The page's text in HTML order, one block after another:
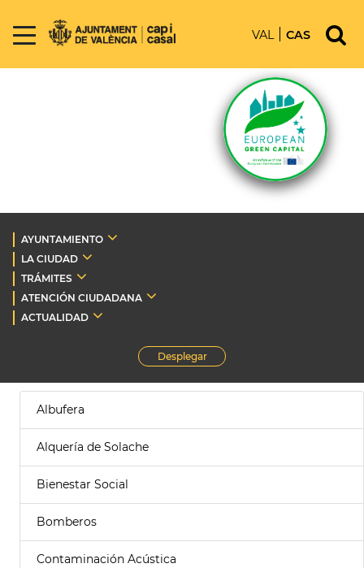
VAL CAS
AYUNTAMIENTO
LA CIUDAD
TRÁMITES
ATENCIÓN CIUDADANA
ACTUALIDAD
Desplegar
Albufera
Alquería de Solache
Bienestar Social
Bomberos
Contaminación Acústica